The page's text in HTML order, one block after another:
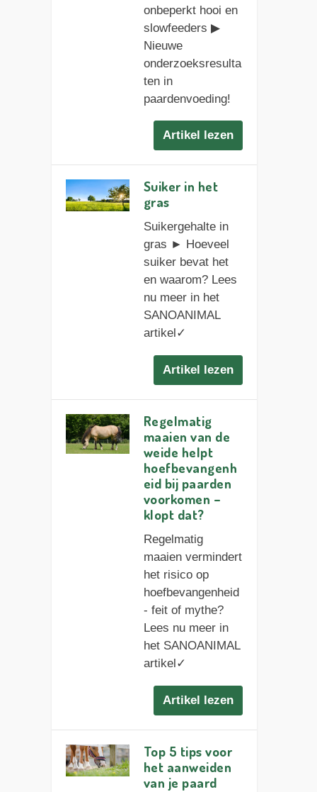
onbeperkt hooi en
slowfeeders ▶︎
Nieuwe
onderzoeksresulta
ten in
paardenvoeding!
Artikel lezen
Suiker in het
gras
Suikergehalte in
gras ► Hoeveel
suiker bevat het
en waarom? Lees
nu meer in het
SANOANIMAL
artikel✓
Artikel lezen
Regelmatig
maaien van de
weide helpt
hoefbevangenh
eid bij paarden
voorkomen –
klopt dat?
Regelmatig
maaien vermindert
het risico op
hoefbevangenheid
- feit of mythe?
Lees nu meer in
het SANOANIMAL
artikel✓
Artikel lezen
Top 5 tips voor
het aanweiden
van je paard